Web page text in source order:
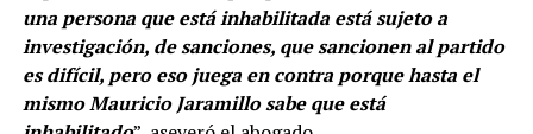
una persona que está inhabilitada está sujeto a
investigación, de sanciones, que sancionen al partido
es difícil, pero eso juega en contra porque hasta el
mismo Mauricio Jaramillo sabe que está